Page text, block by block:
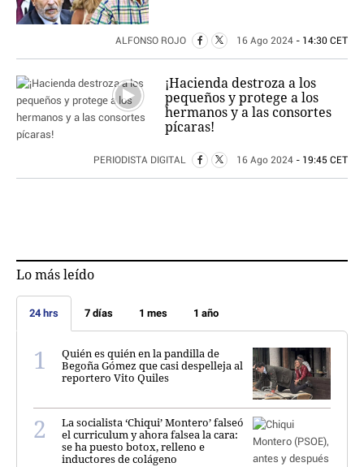
ALFONSO ROJO 16 Ago 2024 - 14:30 CET
¡Hacienda destroza a los
pequeños y protege a los
hermanos y a las consortes
pícaras!
PERIODISTA DIGITAL 16 Ago 2024 - 19:45 CET
Lo más leído
24 hrs 7 días 1 mes 1 año
Quién es quién en la pandilla de
Begoña Gómez que casi despelleja al
reportero Vito Quiles
La socialista ‘Chiqui’ Montero’ falseó
el curriculum y ahora falsea la cara:
se ha puesto botox, relleno e
inductores de colágeno